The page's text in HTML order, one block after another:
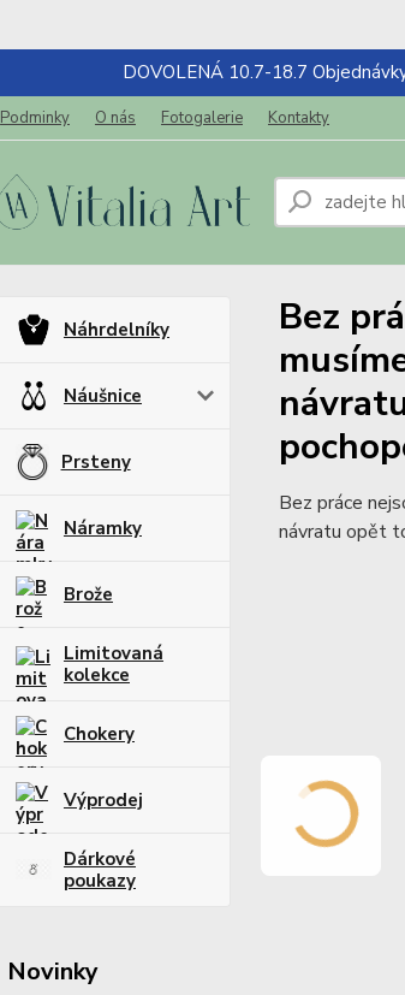
DOVOLENÁ 10.7-18.7
Podminky O nás Fotogalerie Kontakty
Náhrdelníky
Náušnice
Prsteny
Náramky
Brože
Limitovaná
kolekce
Chokery
Výprodej
Dárkové
poukazy
Novinky
Bez
Bez práce
návratu opět